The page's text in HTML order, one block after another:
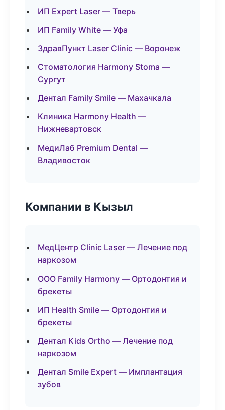
ИП Expert Laser — Тверь
ИП Family White — Уфа
ЗдравПункт Laser Clinic — Воронеж
Стоматология Harmony Stoma —
Сургут
Дентал Family Smile — Махачкала
Клиника Harmony Health —
Нижневартовск
МедиЛаб Premium Dental —
Владивосток
Компании в Кызыл
МедЦентр Clinic Laser — Лечение под
наркозом
ООО Family Harmony — Ортодонтия и
брекеты
ИП Health Smile — Ортодонтия и
брекеты
Дентал Kids Ortho — Лечение под
наркозом
Дентал Smile Expert — Имплантация
зубов